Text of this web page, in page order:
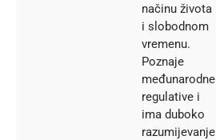
načinu života
i slobodnom
vremenu.
Poznaje
međunarodne
regulative i
ima duboko
razumijevanje